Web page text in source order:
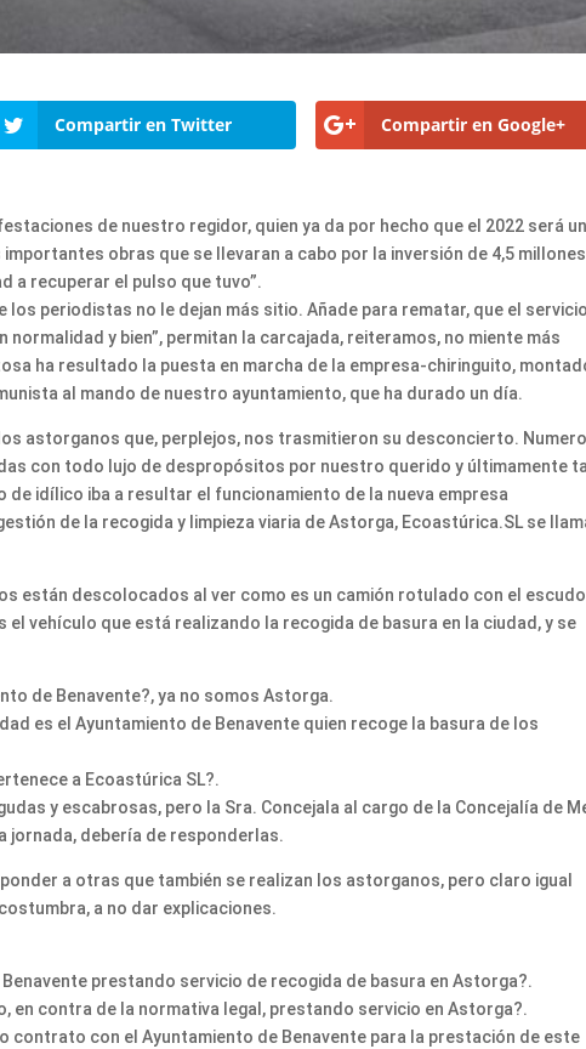
Compartir en Twitter Compartir en Google+
de nuestro regidor, quien ya da por hecho que el 2022 será un
obras que se llevaran a cabo por la inversión de 4,5
a recuperar el pulso que tuvo”.
los periodistas no le dejan más sitio. Añade para rematar, que el
y bien”, permitan la carcajada, reiteramos, no miente más
ha resultado la puesta en marcha de la empresa-chiringuito,
al mando de nuestro ayuntamiento, que ha durado un día.
astorganos que, perplejos, nos trasmitieron su desconcierto.
con todo lujo de despropósitos por nuestro querido y últimamente
idílico iba a resultar el funcionamiento de la nueva empresa
de la recogida y limpieza viaria de Astorga, Ecoastúrica.SL se
están descolocados al ver como es un camión rotulado con el
el vehículo que está realizando la recogida de basura en la ciudad, y se
de Benavente?, ya no somos Astorga.
es el Ayuntamiento de Benavente quien recoge la basura de los
a Ecoastúrica SL?.
y escabrosas, pero la Sra. Concejala al cargo de la Concejalía de
jornada, debería de responderlas.
a otras que también se realizan los astorganos, pero claro igual
a no dar explicaciones.
prestando servicio de recogida de basura en Astorga?.
en contra de la normativa legal, prestando servicio en Astorga?.
contrato con el Ayuntamiento de Benavente para la prestación de este